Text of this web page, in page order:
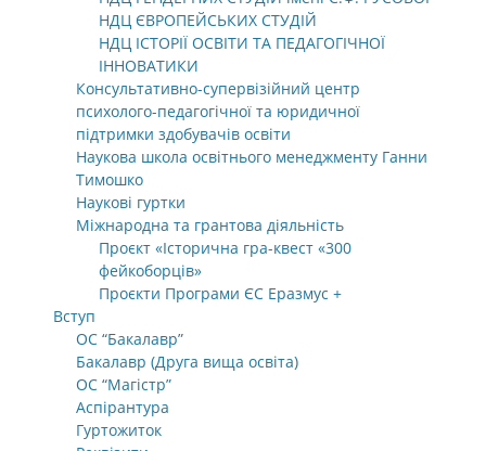
НДЦ ЄВРОПЕЙСЬКИХ СТУДІЙ
НДЦ ІСТОРІЇ ОСВІТИ ТА ПЕДАГОГІЧНОЇ
ІННОВАТИКИ
Консультативно-супервізійний центр
психолого-педагогічної та юридичної
підтримки здобувачів освіти
Наукова школа освітнього менеджменту Ганни
Тимошко
Наукові гуртки
Міжнародна та грантова діяльність
Проєкт «Історична гра-квест «300
фейкоборців»
Проєкти Програми ЄС Еразмус +
Вступ
ОС “Бакалавр”
Бакалавр (Друга вища освіта)
ОС “Магістр”
Аспірантура
Гуртожиток